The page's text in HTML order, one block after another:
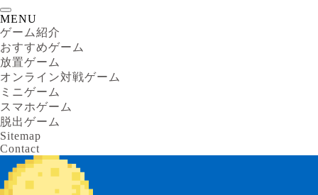
MENU
ゲーム紹介
おすすめゲーム
放置ゲーム
オンライン対戦ゲーム
ミニゲーム
スマホゲーム
脱出ゲーム
Sitemap
Contact